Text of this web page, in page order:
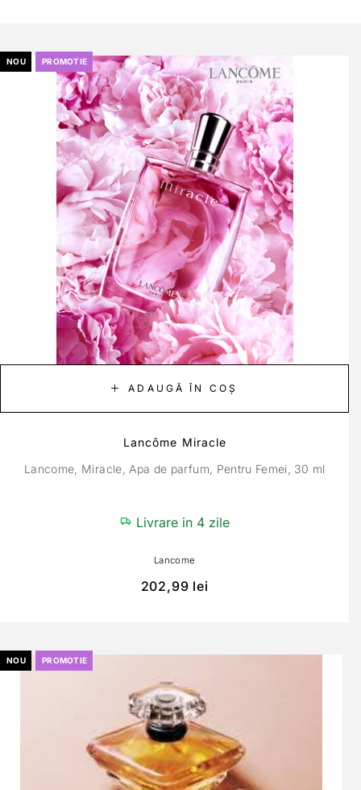
NOU PROMOTIE
ADAUGĂ ÎN COȘ
Lancôme Miracle
Lancome, Miracle, Apa de parfum, Pentru Femei, 30 ml
Livrare in 4 zile
Lancome
202,99 lei
NOU PROMOTIE